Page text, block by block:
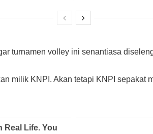
turnamen volley ini senantiasa
milik KNPI. Akan tetapi KNPI sepakat